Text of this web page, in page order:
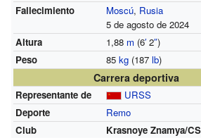
Fallecimiento
Moscú, Rusia
5 de agosto de 2024
Altura
1,88 m (6′2″)
Peso
85 kg(187 lb)
Carrera deportiva
Representante de
URSS
Deporte
Remo
Club
Krasnoye Znamya/